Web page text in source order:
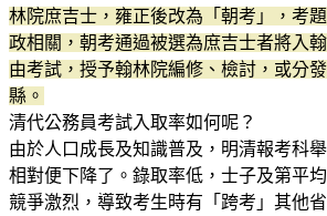
林院庶吉士，雍正後改為「朝考」，考
政相關，朝考通過被選為庶吉士者將入
由考試，授予翰林院編修、檢討，或分
縣。
清代公務員考試入取率如何呢？
由於人口成長及知識普及，明清報考科
相對便下降了。錄取率低，士子及第平
競爭激烈，導致考生時有「跨考」其他